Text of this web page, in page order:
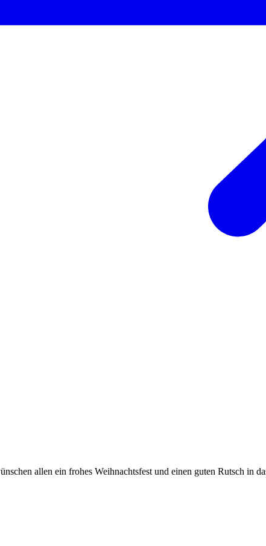
allen ein frohes Weihnachtsfest und einen guten Rutsch in